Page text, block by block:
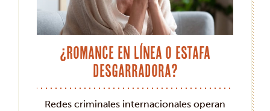
¿Romance en línea o estafa
desgarradora?
Redes criminales internacionales operan